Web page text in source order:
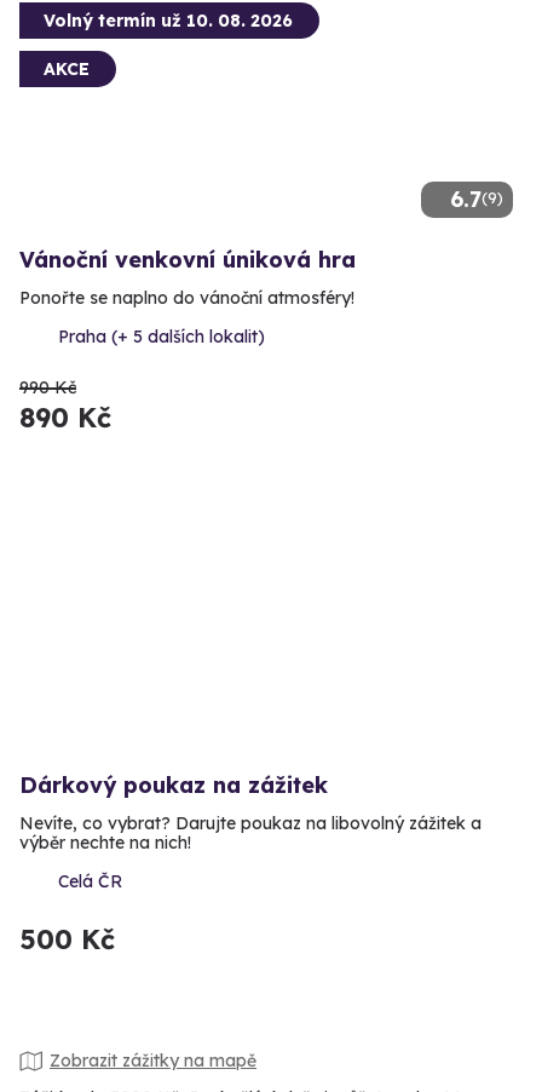
6.7(9)
Volný termín už 10. 08. 2026
AKCE
Vánoční venkovní úniková hra
Ponořte se naplno do vánoční atmosféry!
Praha (+ 5 dalších lokalit)
990 Kč
890 Kč
Dárkový poukaz na zážitek
Nevíte, co vybrat? Darujte poukaz na libovolný zážitek a
výběr nechte na nich!
Celá ČR
500 Kč
Zobrazit zážitky na mapě